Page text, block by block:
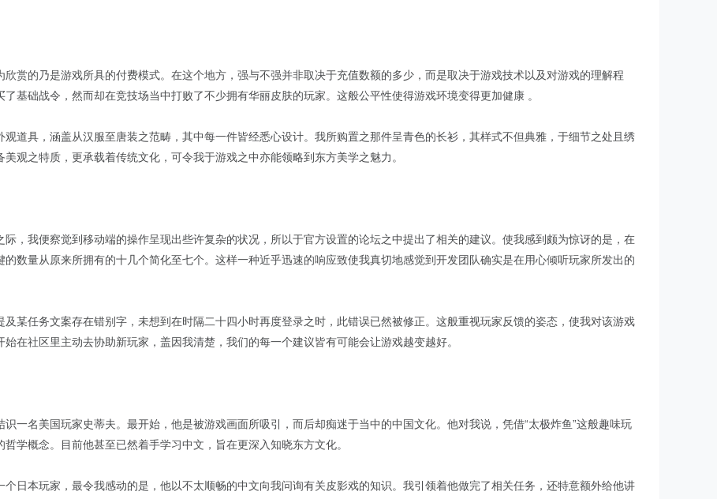
欣赏的乃是游戏所具的付费模式。在这个地方，强与不强并非取决于充值数额的多少，而是取决于游戏技术以及对游戏的理解程
了基础战令，然而却在竞技场当中打败了不少拥有华丽皮肤的玩家。这般公平性使得游戏环境变得更加健康 。
观道具，涵盖从汉服至唐装之范畴，其中每一件皆经悉心设计。我所购置之那件呈青色的长衫，其样式不但典雅，于细节之处且绣
观之特质，更承载着传统文化，可令我于游戏之中亦能领略到东方美学之魅力。
际，我便察觉到移动端的操作呈现出些许复杂的状况，所以于官方设置的论坛之中提出了相关的建议。使我感到颇为惊讶的是，在
的数量从原来所拥有的十几个简化至七个。这样一种近乎迅速的响应致使我真切地感觉到开发团队确实是在用心倾听玩家所发出的
及某任务文案存在错别字，未想到在时隔二十四小时再度登录之时，此错误已然被修正。这般重视玩家反馈的姿态，使我对该游戏
在社区里主动去协助新玩家，盖因我清楚，我们的每一个建议皆有可能会让游戏越变越好。
一名美国玩家史蒂夫。最开始，他是被游戏画面所吸引，而后却痴迷于当中的中国文化。他对我说，凭借“太极炸鱼”这般趣味玩
学概念。目前他甚至已然着手学习中文，旨在更深入知晓东方文化。
个日本玩家，最令我感动的是，他以不太顺畅的中文向我问询有关皮影戏的知识。我引领着他做完了相关任务，还特意额外给他讲